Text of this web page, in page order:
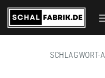
Zum
Inhalt
springen
SCHLAGWORT-